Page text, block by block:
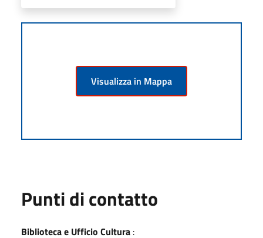
Visualizza in Mappa
Punti di contatto
Biblioteca e Ufficio Cultura :